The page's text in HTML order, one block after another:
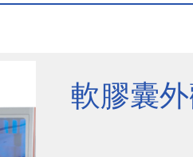
軟膠囊